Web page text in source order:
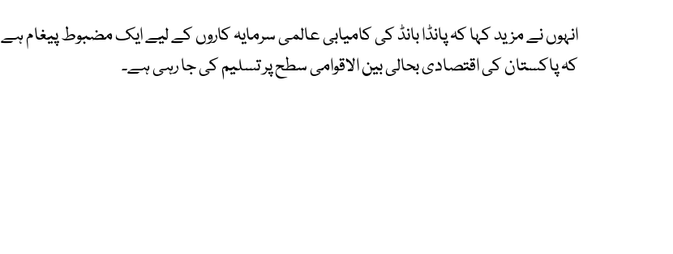
انہوں نے مزید کہا کہ پانڈا بانڈ کی کامیابی عالمی سرمایہ کاروں کے لیے ایک مضبوط پیغام ہے
کہ پاکستان کی اقتصادی بحالی بین الاقوامی سطح پر تسلیم کی جا رہی ہے۔